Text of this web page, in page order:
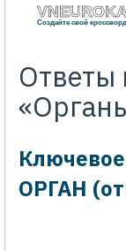
Создайте свой
Ответы
ОРГАН